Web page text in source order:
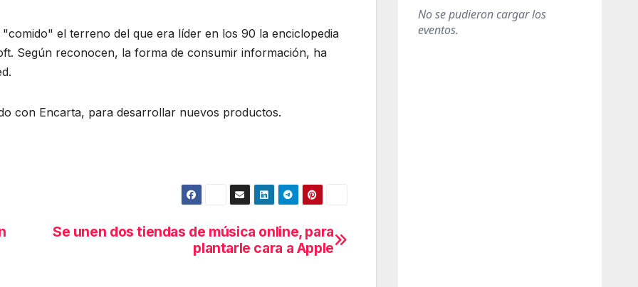
el terreno del que era líder en los 90 la enciclopedia
Según reconocen, la forma de consumir información, ha
con Encarta, para desarrollar nuevos productos.
Se unen dos tiendas de música online, para
plantarle cara a Apple